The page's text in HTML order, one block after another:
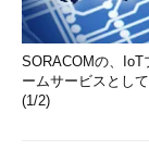
SORACOMの、IoT
ームサービスとし
(1/2)